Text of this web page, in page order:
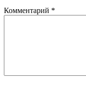
Комментарий *